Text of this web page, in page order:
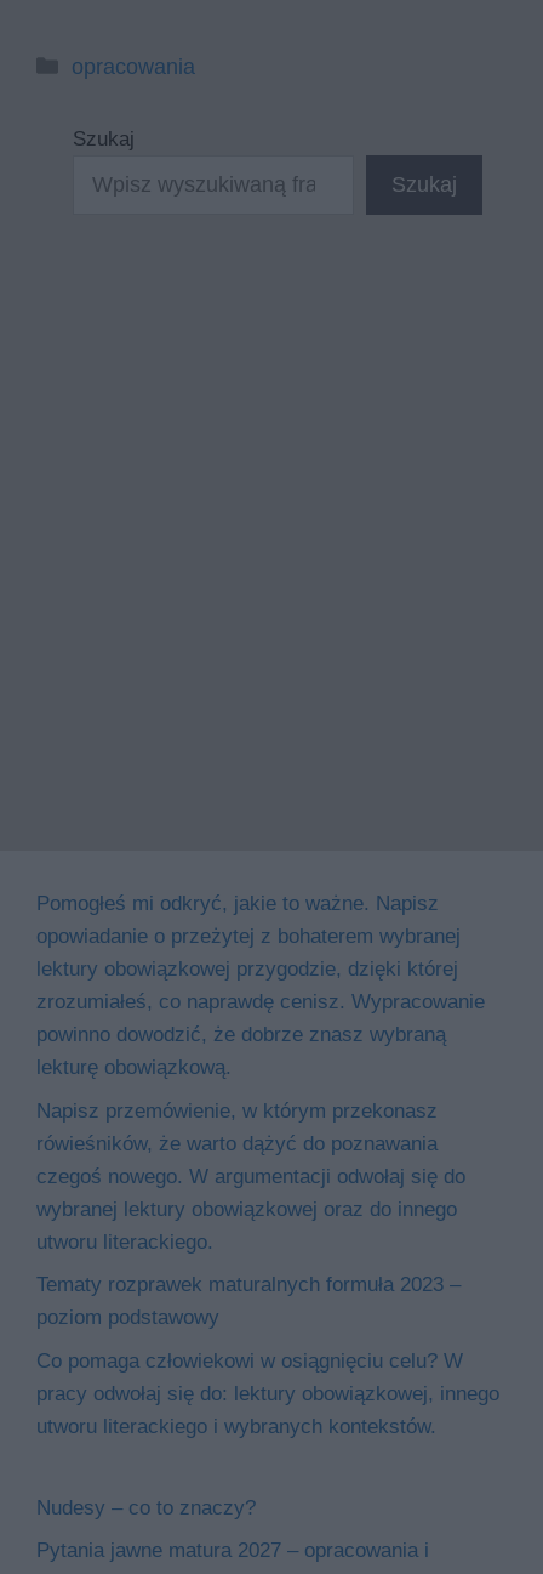
Kategorie
opracowania
Szukaj
Szukaj
Pomogłeś mi odkryć, jakie to ważne. Napisz
opowiadanie o przeżytej z bohaterem wybranej
lektury obowiązkowej przygodzie, dzięki której
zrozumiałeś, co naprawdę cenisz. Wypracowanie
powinno dowodzić, że dobrze znasz wybraną
lekturę obowiązkową.
Napisz przemówienie, w którym przekonasz
rówieśników, że warto dążyć do poznawania
czegoś nowego. W argumentacji odwołaj się do
wybranej lektury obowiązkowej oraz do innego
utworu literackiego.
Tematy rozprawek maturalnych formuła 2023 –
poziom podstawowy
Co pomaga człowiekowi w osiągnięciu celu? W
pracy odwołaj się do: lektury obowiązkowej, innego
utworu literackiego i wybranych kontekstów.
Nudesy – co to znaczy?
Pytania jawne matura 2027 – opracowania i